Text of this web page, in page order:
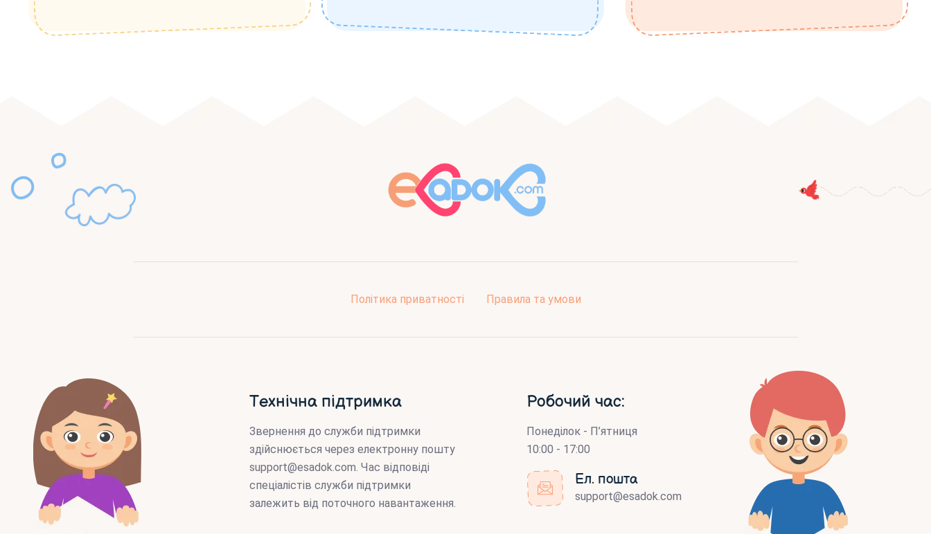
Політика приватності Правила та умови
Технічна підтримка
Звернення до служби підтримки
здійснюється через електронну пошту
support@esadok.com. Час відповіді
спеціалістів служби підтримки
залежить від поточного навантаження.
Робочий час:
Понеділок - П’ятниця
10:00 - 17:00
Ел. пошта
support@esadok.com